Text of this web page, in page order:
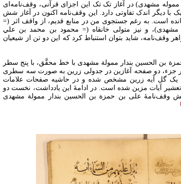
مشهدی) در آغاز تک تک این اجزای قرآنی، وقف‌نامه‌ای
با دیگر اندک تفاوتی دارد. این وقف‌نامه اکنون در آغاز شش
است. به رغم جستجوی من در منابع قدیم، از واقف اثر (=
و نیز متولی خانقاه (= محمود بن محمد بن علي
وقف‌نامه، شاید بتوان استنباط کرد که این دو تن از شیعیان
بن الحسین بندار ممولة مشهدی با خط محقَّق، با پنج سطر
جزء، دو صفحه آغازین در جدولی زرین به صورت سه سطری
یک گل آیه زرین مشخص شده و در حاشیه صفحات علامات
آیات مزین شده است. در ادامۀ این یادداشت، نخست دو
وقف‌نامۀ علی بن حمزة بن الحسین بندار ممولة مشهدی